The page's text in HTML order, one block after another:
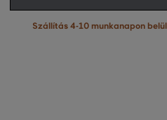
Szállítás 4-10 munkanapon belül